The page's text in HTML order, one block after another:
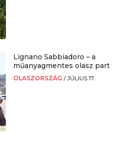
Lignano Sabbiadoro – a
műanyagmentes olasz part
OLASZORSZÁG /JÚLIUS 17.